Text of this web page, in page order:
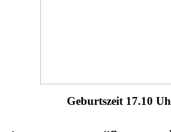
Geburtszeit 17.10